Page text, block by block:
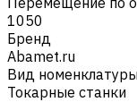
1050
Бренд
Abamet.ru
Вид
Токарные станки